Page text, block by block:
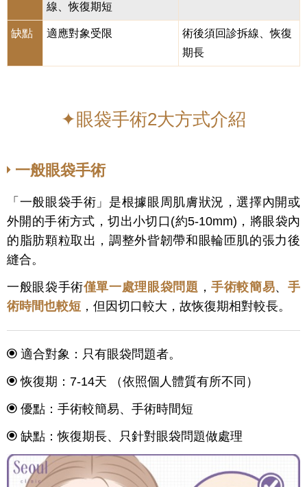
線、恢復期短
缺點 適應對象受限
術後須回診拆線、恢復
期長
✦眼袋手術2大方式介紹
一般眼袋手術
「一般眼袋手術」是根據眼周肌膚狀況，選擇內開或
外開的手術方式，切出小切口(約5-10mm)，將眼袋內
的脂肪顆粒取出，調整外眥韌帶和眼輪匝肌的張力後
縫合。
一般眼袋手術僅單一處理 眼袋問 題 ，手術較簡易、手
術時間也較短 ，但因切口較大，故恢復期相對較長。
適合對象：只有眼袋問題者。
恢復期：7-14天 （依照個人體質有所不同）
優點：手術較簡易、手術時間短
缺點：恢復期長、只針對眼袋問題做處理